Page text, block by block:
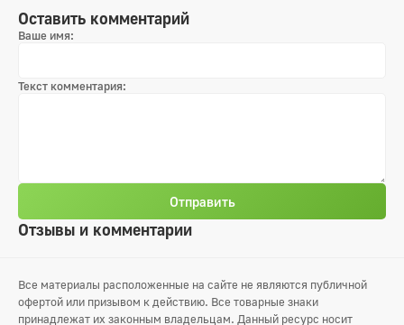
Отзывы и комментарии
Оставить комментарий
Ваше имя:
Текст комментария:
Отправить
Все материалы расположенные на сайте не являются публичной
офертой или призывом к действию. Все товарные знаки
принадлежат их законным владельцам. Данный ресурс носит